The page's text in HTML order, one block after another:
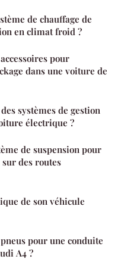
de chauffage de
en climat froid ?
pour
dans une voiture de
systèmes de gestion
électrique ?
de suspension pour
des routes
de son véhicule
pour une conduite
A4 ?